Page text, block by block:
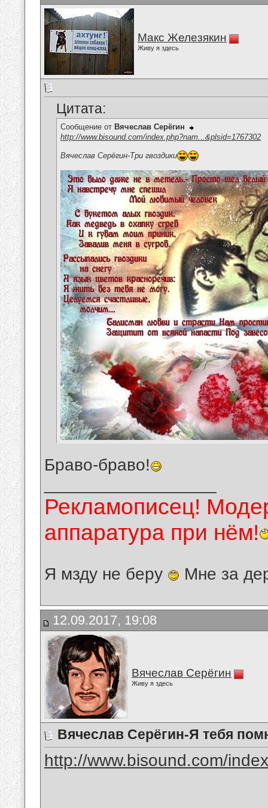
Макс Железякин
Живу я здесь
Цитата:
Сообщение от Вячеслав Серёгин
http://www.bisound.com/index.php?nam...&plsid=1767302
Вячеслав Серёгин-Три гвоздики
Браво-браво!
Рекламописец!
аппаратура при нём!
Я мзду не беру Мне за
12.09.2017, 19:08
Вячеслав Серёгин
Живу я здесь
Вячеслав Серёгин-Я тебя
http://www.bisound.com/